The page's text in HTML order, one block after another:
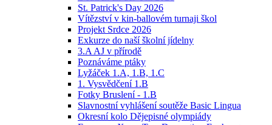
St. Patrick's Day 2026
Vítězství v kin-ballovém turnaji škol
Projekt Srdce 2026
Exkurze do naší školní jídelny
3.A AJ v přírodě
Poznáváme ptáky
Lyžáček 1.A, 1.B, 1.C
1. Vysvědčení 1.B
Fotky Bruslení - 1.B
Slavnostní vyhlášení soutěže Basic Lingua
Okresní kolo Dějepisné olympiády